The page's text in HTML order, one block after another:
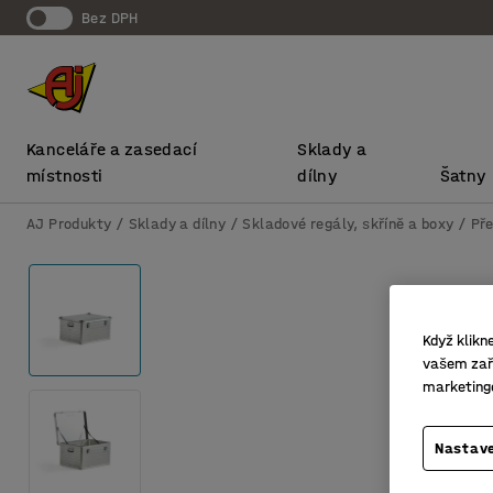
bez DPH
Kanceláře a zasedací
místnosti
Sklady a
dílny
Šatny
AJ Produkty Sklady a dílny Skladové regály, skříně a boxy
Když
vašem